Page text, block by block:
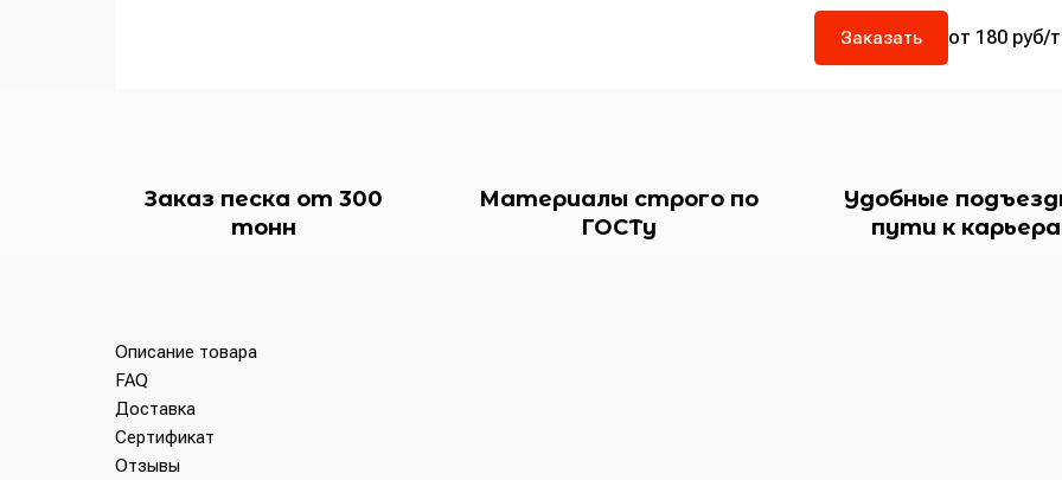
Заказать от 180 руб/т
Заказ песка от 300
тонн
Материалы строго по
ГОСТу
Удобные
пути к
Описание товара
FAQ
Доставка
Сертификат
Отзывы